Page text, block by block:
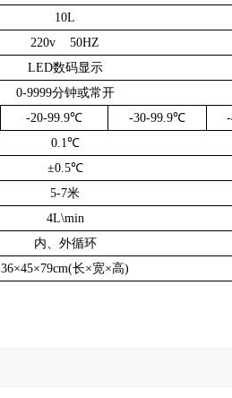
10L
220v 50HZ
LED数码显示
0-9999分钟或常开
-20-99.9℃ -30-99.9℃
0.1℃
±0.5℃
5-7米
4L\min
内、外循环
36×45×79cm(长×宽×高)